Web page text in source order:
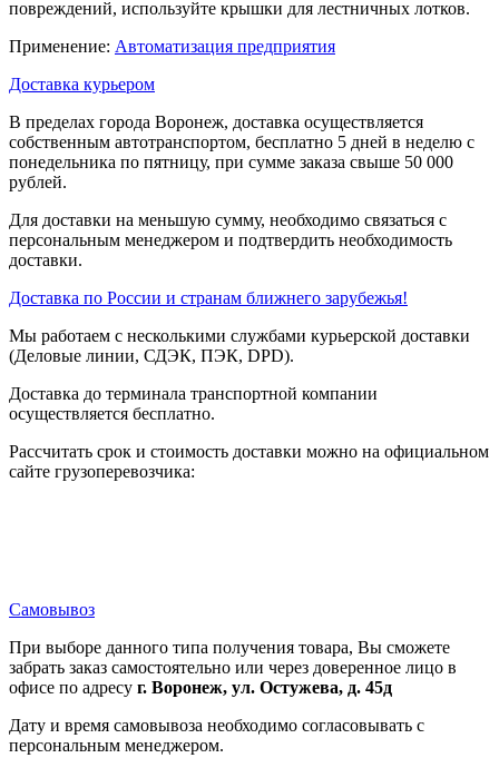
повреждений, используйте крышки для лестничных лотков.
Применение: Автоматизация предприятия
Доставка курьером
В пределах города Воронеж, доставка осуществляется
собственным автотранспортом, бесплатно 5 дней в неделю с
понедельника по пятницу, при сумме заказа свыше 50 000
рублей.
Для доставки на меньшую сумму, необходимо связаться с
персональным менеджером и подтвердить необходимость
доставки.
Доставка по России и странам ближнего зарубежья!
Мы работаем с несколькими службами курьерской доставки
(Деловые линии, СДЭК, ПЭК, DPD).
Доставка до терминала транспортной компании
осуществляется бесплатно.
Рассчитать срок и стоимость доставки можно на официальном
сайте грузоперевозчика:
Самовывоз
При выборе данного типа получения товара, Вы сможете
забрать заказ самостоятельно или через доверенное лицо в
офисе по адресу г. Воронеж, ул. Остужева, д. 45д
Дату и время самовывоза необходимо согласовывать с
персональным менеджером.